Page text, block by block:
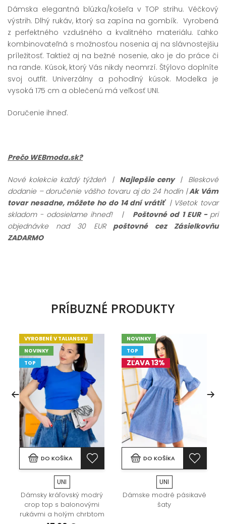
Dámska elegantná blúzka/košeľa v TOP strihu. Véčkový
výstrih. Dlhý rukáv, ktorý sa zapína na gombík. Vyrobená
z perfektného vzdušného a kvalitného materiálu. Ľahko
kombinovateľná s možnosťou nosenia aj na slávnostejšiu
príležitosť. Taktiež aj na bežné nosenie, ako je do práce či
na rande. Kúsok, ktorý Vás nikdy neomrzí. Štýlovo doplníte
svoj outfit. Univerzálny a pohodlný kúsok. Modelka je
vysoká 175 cm a oblečenú má veľkosť UNI.
Doručenie ihneď.
Prečo WEBmoda.sk?
Nové kolekcie každý týždeň |Najlepšie ceny | Bleskové
dodanie – doručenie vášho tovaru aj do 24 hodín |Ak Vám
tovar nesadne, môžete ho do 14 dní vrátiť | Všetok tovar
skladom - odosielame ihneď!
| Poštovné od 1 EUR - pri
objednávke nad 30 EURpoštovné cez Zásielkovňu
ZADARMO
PRÍBUZNÉ PRODUKTY
VYROBENÉ V TALIANSKU
NOVINKY
TOP
DO KOŠÍKA
UNI
Dámsky kráľovský modrý
crop top s balonovými
rukávmi a holým chrbtom
NOVINKY
TOP
ZĽAVA 13%
DO KOŠÍKA
UNI
Dámske modré pásikavé
šaty